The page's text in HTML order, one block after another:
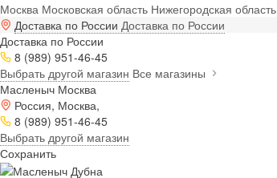
Москва Московская область Нижегородская область
Доставка по России Доставка по России
Доставка по России
8 (989) 951-46-45
Выбрать другой магазин Все магазины
Масленыч Москва
Россия, Москва,
8 (989) 951-46-45
Выбрать другой магазин
Сохранить